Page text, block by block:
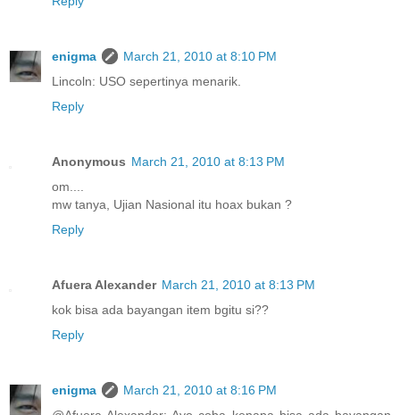
enigma
March 21, 2010 at 8:10 PM
Lincoln: USO sepertinya menarik.
Reply
Anonymous March 21, 2010 at 8:13 PM
om....
mw tanya, Ujian Nasional itu hoax bukan ?
Reply
Afuera Alexander March 21, 2010 at 8:13 PM
kok bisa ada bayangan item bgitu si??
Reply
enigma
March 21, 2010 at 8:16 PM